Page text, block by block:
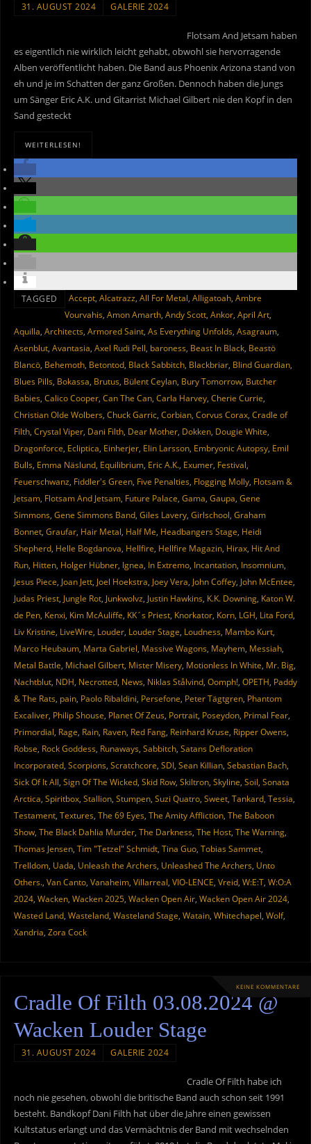
31. AUGUST 2024 GALERIE 2024
Flotsam And Jetsam haben
es eigentlich nie wirklich leicht gehabt, obwohl sie hervorragende
Alben veröffentlicht haben. Die Band aus Phoenix Arizona stand von
eh und je im Schatten der ganz Großen. Dennoch haben die Jungs
um Sänger Eric A.K. und Gitarrist Michael Gilbert nie den Kopf in den
Sand gesteckt
WEITERLESEN!
TAGGED Accept, Alcatrazz, All For Metal, Alligatoah, Ambre
Vourvahis, Amon Amarth, Andy Scott, Ankor, April Art,
Aquilla, Architects, Armored Saint, As Everything Unfolds, Asagraum,
Asenblut, Avantasia, Axel Rudi Pell, baroness, Beast In Black, Beastö
Blancö, Behemoth, Betontod, Black Sabbitch, Blackbriar, Blind Guardian,
Blues Pills, Bokassa, Brutus, Bülent Ceylan, Bury Tomorrow, Butcher
Babies, Calico Cooper, Can The Can, Carla Harvey, Cherie Currie,
Christian Olde Wolbers, Chuck Garric, Corbian, Corvus Corax, Cradle of
Filth, Crystal Viper, Dani Filth, Dear Mother, Dokken, Dougie White,
Dragonforce, Ecliptica, Einherjer, Elin Larsson, Embryonic Autopsy, Emil
Bulls, Emma Näslund, Equilibrium, Eric A.K., Exumer, Festival,
Feuerschwanz, Fiddler's Green, Five Penalties, Flogging Molly, Flotsam &
Jetsam, Flotsam And Jetsam, Future Palace, Gama, Gaupa, Gene
Simmons, Gene Simmons Band, Giles Lavery, Girlschool, Graham
Bonnet, Graufar, Hair Metal, Half Me, Headbangers Stage, Heidi
Shepherd, Helle Bogdanova, Hellfire, Hellfire Magazin, Hirax, Hit And
Run, Hitten, Holger Hübner, Ignea, In Extremo, Incantation, Insomnium,
Jesus Piece, Joan Jett, Joel Hoekstra, Joey Vera, John Coffey, John McEntee,
Judas Priest, Jungle Rot, Junkwolvz, Justin Hawkins, K.K. Downing, Katon W.
de Pen, Kenxi, Kim McAuliffe, KK´s Priest, Knorkator, Korn, LGH, Lita Ford,
Liv Kristine, LiveWire, Louder, Louder Stage, Loudness, Mambo Kurt,
Marco Heubaum, Marta Gabriel, Massive Wagons, Mayhem, Messiah,
Metal Battle, Michael Gilbert, Mister Misery, Motionless In White, Mr. Big,
Nachtblut, NDH, Necrotted, News, Niklas Stålvind, Oomph!, OPETH, Paddy
& The Rats, pain, Paolo Ribaldini, Persefone, Peter Tägtgren, Phantom
Excaliver, Philip Shouse, Planet Of Zeus, Portrait, Poseydon, Primal Fear,
Primordial, Rage, Rain, Raven, Red Fang, Reinhard Kruse, Ripper Owens,
Robse, Rock Goddess, Runaways, Sabbitch, Satans Defloration
Incorporated, Scorpions, Scratchcore, SDI, Sean Killian, Sebastian Bach,
Sick Of It All, Sign Of The Wicked, Skid Row, Skiltron, Skyline, Soil, Sonata
Arctica, Spiritbox, Stallion, Stumpen, Suzi Quatro, Sweet, Tankard, Tessia,
Testament, Textures, The 69 Eyes, The Amity Affliction, The Baboon
Show, The Black Dahlia Murder, The Darkness, The Host, The Warning,
Thomas Jensen, Tim "Tetzel" Schmidt, Tina Guo, Tobias Sammet,
Trelldom, Uada, Unleash the Archers, Unleashed The Archers, Unto
Others., Van Canto, Vanaheim, Villarreal, VIO-LENCE, Vreid, W:E:T, W:O:A
2024, Wacken, Wacken 2025, Wacken Open Air, Wacken Open Air 2024,
Wasted Land, Wasteland, Wasteland Stage, Watain, Whitechapel, Wolf,
Xandria, Zora Cock
KEINE KOMMENTARE
Cradle Of Filth 03.08.2024 @
Wacken Louder Stage
31. AUGUST 2024 GALERIE 2024
Cradle Of Filth habe ich
noch nie gesehen, obwohl die britische Band auch schon seit 1991
besteht. Bandkopf Dani Filth hat über die Jahre einen gewissen
Kultstatus erlangt und das Vermächtnis der Band mit wechselnden